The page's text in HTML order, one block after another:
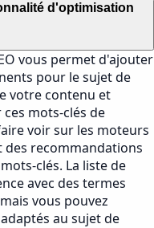
d'optimisation
vous permet d'ajouter
pour le sujet de
votre contenu et
mots-clés de
voir sur les moteurs
recommandations
clés. La liste de
avec des termes
vous pouvez
au sujet de